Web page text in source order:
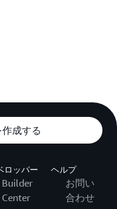
成する
ロッパー
Builder
Center
ヘルプ
お問い
合わせ